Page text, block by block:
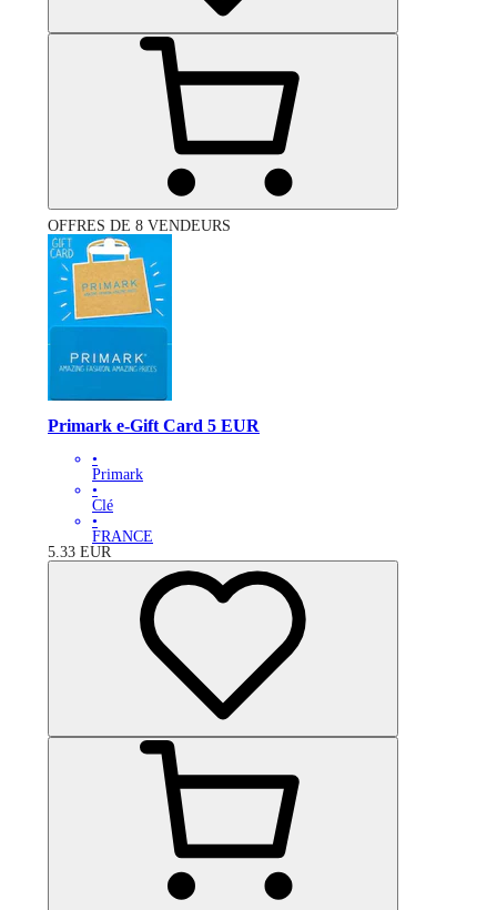
OFFRES DE 8 VENDEURS
Primark e-Gift Card 5 EUR
•
Primark
•
Clé
•
FRANCE
5.33 EUR